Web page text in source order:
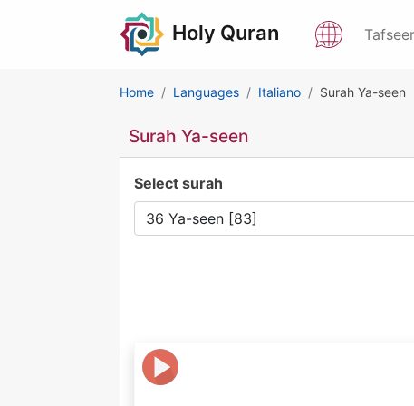
Holy Quran Tafseer
Home Languages Italiano Surah Ya-seen
Surah Ya-seen
Select surah